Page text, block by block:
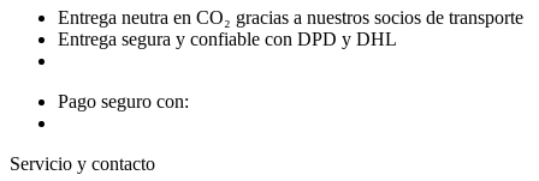
Entrega neutra en CO₂ gracias a nuestros socios de transporte
Entrega segura y confiable con DPD y DHL
Pago seguro con:
Servicio y contacto